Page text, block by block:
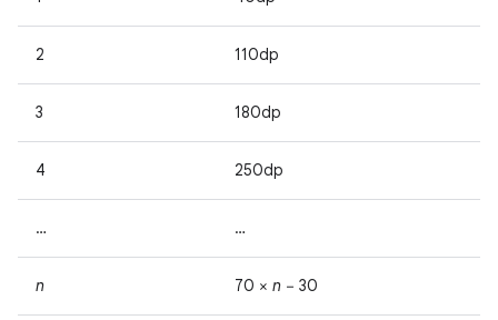
2 110dp
3 180dp
4 250dp
… …
n 70 × n − 30